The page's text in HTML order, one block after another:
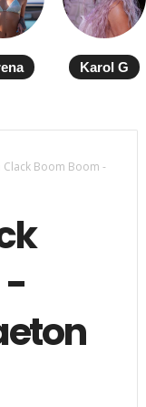
Karol G
Clack Boom Boom -
-